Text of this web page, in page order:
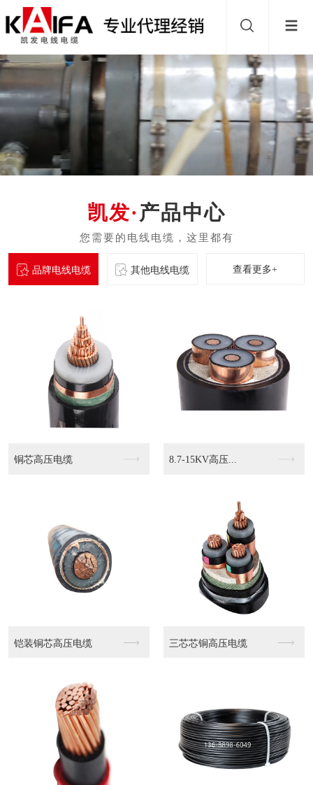
产品中心
品牌电线电缆 其他电线电缆 查看更多+
KVVP2 4503... KVVP2-22 4...
WDZN-YJY 0... WDZN-YJY 0...